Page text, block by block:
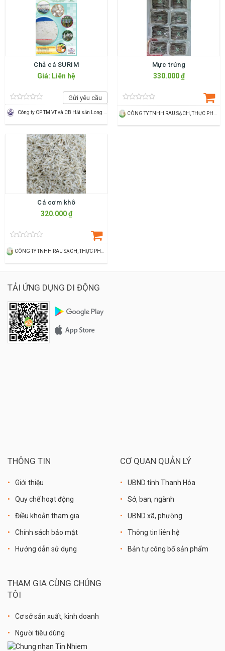
Chả cá SURIM
Giá: Liên hệ
Gửi yêu cầu
Mực trứng
330.000 ₫
Cá cơm khô
320.000 ₫
TẢI ỨNG DỤNG DI ĐỘNG
THÔNG TIN
Giới thiệu
Quy chế hoạt động
Điều khoản tham gia
Chính sách bảo mật
Hướng dẫn sử dụng
CƠ QUAN QUẢN LÝ
UBND tỉnh Thanh Hóa
Sở, ban, ngành
UBND xã, phường
Thông tin liên hệ
Bản tự công bố sản phẩm
THAM GIA CÙNG CHÚNG
TÔI
Cơ sở sản xuất, kinh doanh
Người tiêu dùng